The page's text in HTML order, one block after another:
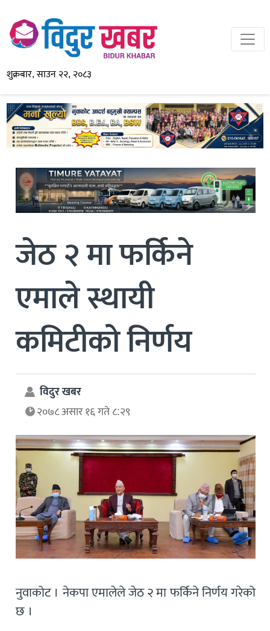
शुक्रबार, साउन २२, २०८३
जेठ २ मा फर्किने
एमाले स्थायी
कमिटीको निर्णय
विदुर खबर
२०७८ असार १६ गते ८:२९
नुवाकोट । नेकपा एमालेले जेठ २ मा फर्किने निर्णय गरेको
छ ।